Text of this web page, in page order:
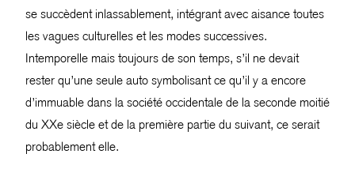
se succèdent inlassablement, intégrant avec aisance toutes
les vagues culturelles et les modes successives.
Intemporelle mais toujours de son temps, s’il ne devait
rester qu’une seule auto symbolisant ce qu’il y a encore
d’immuable dans la société occidentale de la seconde moitié
du XXe siècle et de la première partie du suivant, ce serait
probablement elle.